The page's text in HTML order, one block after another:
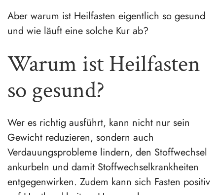
Aber warum ist Heilfasten eigentlich so gesund
und wie läuft eine solche Kur ab?
Warum ist Heilfasten
so gesund?
Wer es richtig ausführt, kann nicht nur sein
Gewicht reduzieren, sondern auch
Verdauungsprobleme lindern, den Stoffwechsel
ankurbeln und damit Stoffwechselkrankheiten
entgegenwirken. Zudem kann sich Fasten positiv